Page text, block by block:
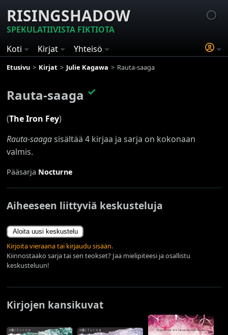
RISINGSHADOW
SPEKULATIIVISTA FIKTIOTA
Koti
Kirjat Yhteisö
Etusivu Kirjat Julie Kagawa Rauta-saaga
Rauta-saaga ✓
(The Iron Fey)
Rauta-saagasisältää 4 kirjaa ja sarja on kokonaan
valmis.
Pääsarja Nocturne
Aiheeseen liittyviä keskusteluja
Aloita uusi keskustelu
Kirjoita vieraana tai kirjaudu sisään.
Kiinnostaako sarja tai sen teokset? Jaa mielipiteesi ja osallistu
keskusteluun!
Kirjojen kansikuvat